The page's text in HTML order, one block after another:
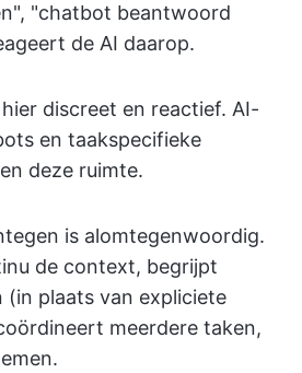
"chatbot beantwoord
de AI daarop.
discreet en reactief. AI-
en taakspecifieke
deze ruimte.
is alomtegenwoordig.
de context, begrijpt
(in plaats van expliciete
meerdere taken,